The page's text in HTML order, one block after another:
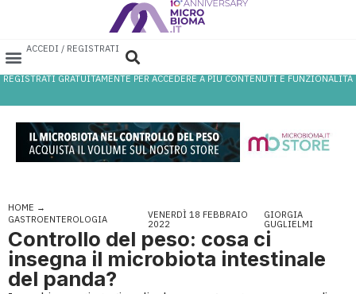
ACCEDI / REGISTRATI
REGISTRATI GRATUITAMENTE PER ACCEDERE A PIÙ CONTENUTI E FUNZIONALITÀ
HOME →
GASTROENTEROLOGIA
VENERDÌ 18 FEBBRAIO
2022
GIORGIA
GUGLIELMI
Controllo del peso: cosa ci
insegna il microbiota intestinale
del panda?